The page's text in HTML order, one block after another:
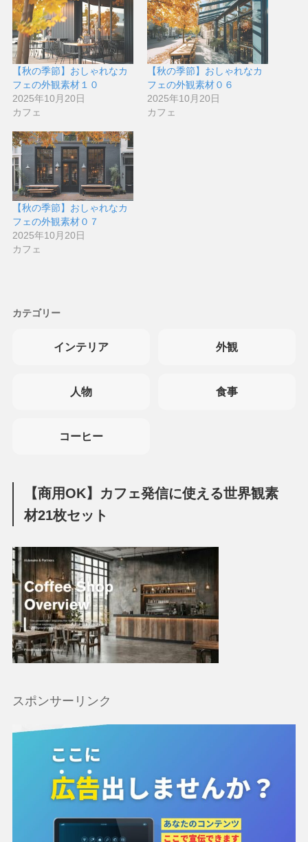
【秋の季節】おしゃれなカ
フェの外観素材１０
2025年10月20日
カフェ
【秋の季節】おしゃれなカ
フェの外観素材０６
2025年10月20日
カフェ
【秋の季節】おしゃれなカ
フェの外観素材０７
2025年10月20日
カフェ
カテゴリー
インテリア 外観
人物 食事
コーヒー
【商用OK】カフェ発信に使える世界観素
材21枚セット
スポンサーリンク